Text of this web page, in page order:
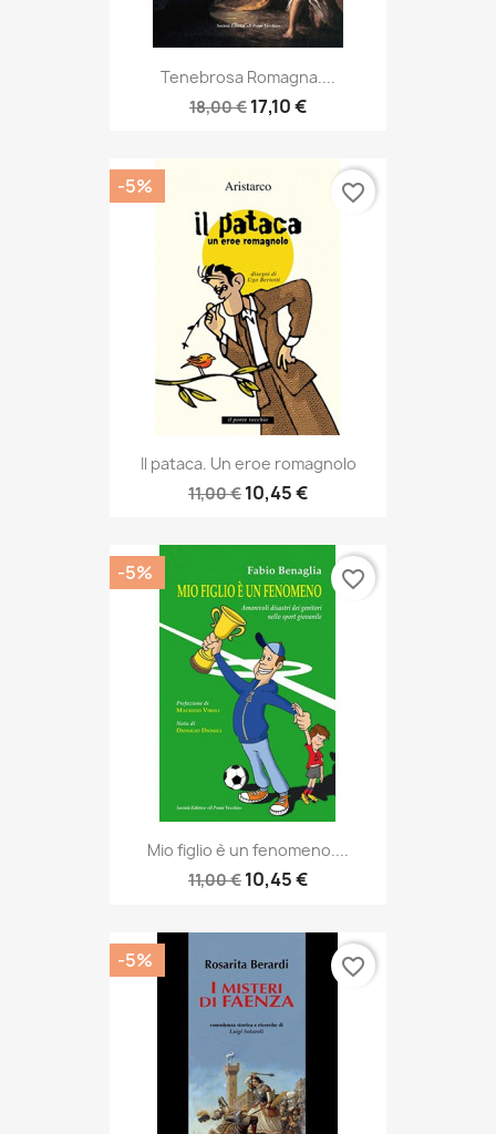
Tenebrosa Romagna....
18,00 € 17,10 €
Il pataca. Un eroe romagnolo
11,00 € 10,45 €
-5% favorite_border
Mio figlio è un fenomeno....
11,00 € 10,45 €
-5% favorite_border
-5% favorite_border